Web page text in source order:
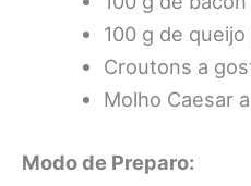
100 g de
Croutons a
Molho Caesar
Modo de Preparo: